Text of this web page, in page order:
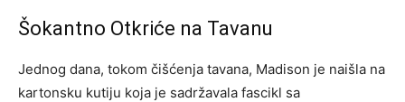
Šokantno Otkriće na Tavanu
Jednog dana, tokom čišćenja tavana, Madison je naišla na
kartonsku kutiju koja je sadržavala fascikl sa